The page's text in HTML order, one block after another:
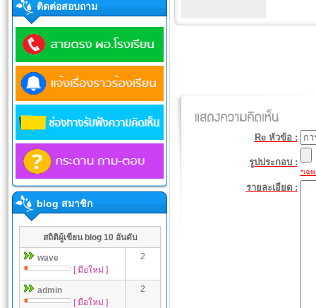
ติดต่อสอบถาม
blog สมาชิก
สถิติผู้เขียน blog 10 อันดับ
wave
[ มือใหม่ ]
2
admin
[ มือใหม่ ]
2
Re หัวข้อ :
รูปประกอบ :
*เฉ
รายละเอียด :